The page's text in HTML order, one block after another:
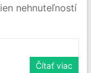
nehnuteľností
Čítať viac